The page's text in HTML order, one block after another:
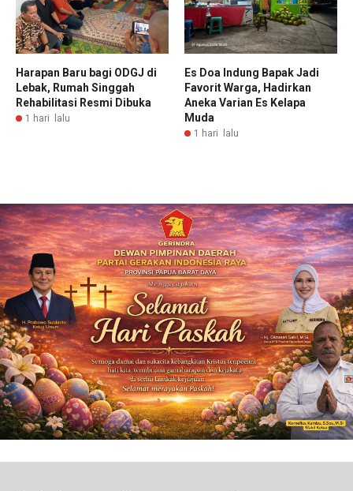
Harapan Baru bagi ODGJ di
Lebak, Rumah Singgah
Rehabilitasi Resmi Dibuka
1 hari lalu
Es Doa Indung Bapak Jadi
Favorit Warga, Hadirkan
Aneka Varian Es Kelapa
Muda
1 hari lalu